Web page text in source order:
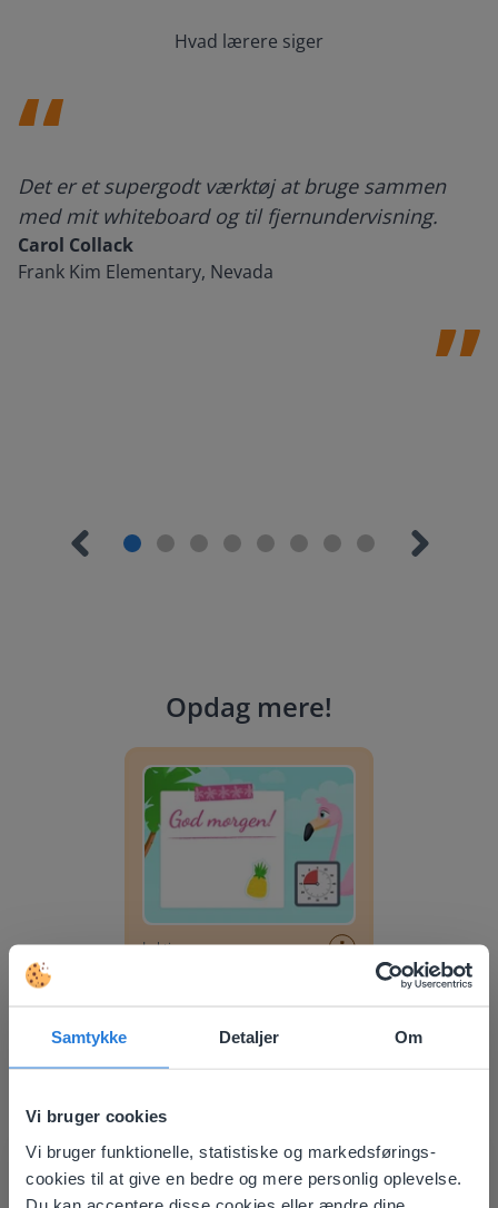
Samtykke Detaljer Om
Vi bruger cookies
Vi bruger funktionelle, statistiske og markedsførings-
cookies til at give en bedre og mere personlig oplevelse.
Du kan acceptere disse cookies eller ændre dine
Hvad lærere siger
Det er et supergodt værktøj at bruge sammen
med mit whiteboard og til fjernundervisning.
Carol Collack
Frank Kim Elementary, Nevada
Opdag mere!
Lektion
Dagplanlægger: Fodbold-VM
This website doesn't match